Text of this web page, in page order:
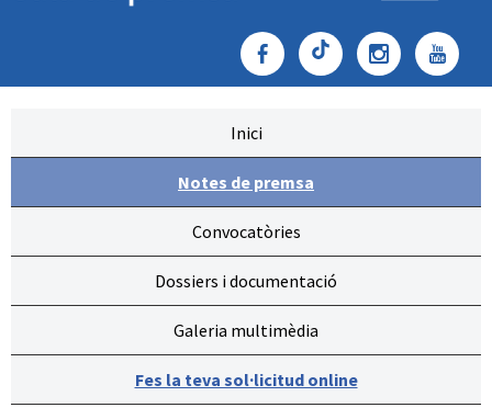
Inici
Notes de premsa
Convocatòries
Dossiers i documentació
Galeria multimèdia
Fes la teva sol·licitud online